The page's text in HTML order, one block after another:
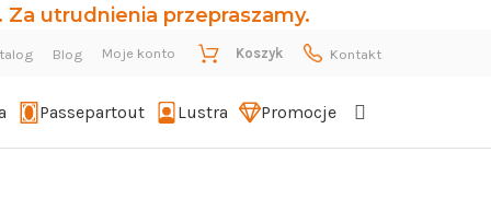
utrudnienia przepraszamy.
Blog Moje konto Koszyk Kontakt
Passepartout Lustra Promocje